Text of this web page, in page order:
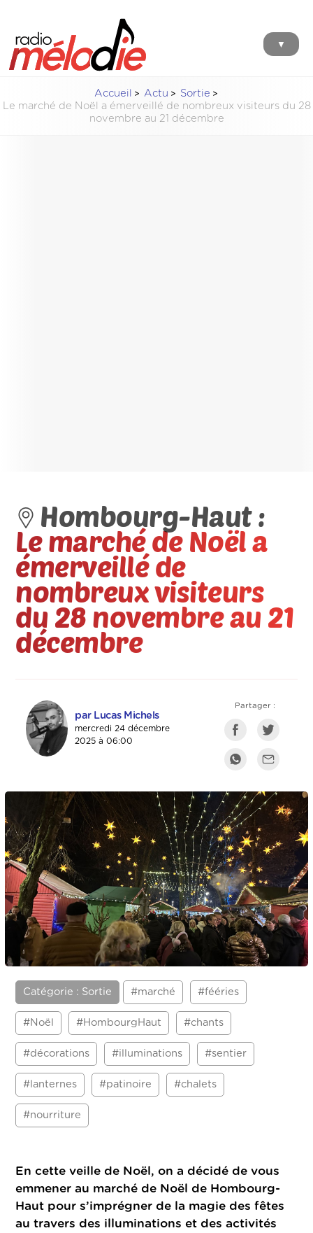
▼
Accueil Actu
Sortie
Le marché de Noël a émerveillé de nombreux visiteurs du 28
novembre au 21 décembre
Hombourg-Haut :
Le marché de Noël a
émerveillé de
nombreux visiteurs
du 28 novembre au 21
décembre
par Lucas Michels
mercredi 24 décembre
2025 à 06:00
Partager :
Catégorie : Sortie #marché #fééries
#Noël #HombourgHaut #chants
#décorations #illuminations #sentier
#lanternes #patinoire #chalets
#nourriture
En cette veille de Noël, on a décidé de vous
emmener au marché de Noël de Hombourg-
Haut pour s’imprégner de la magie des fêtes
au travers des illuminations et des activités